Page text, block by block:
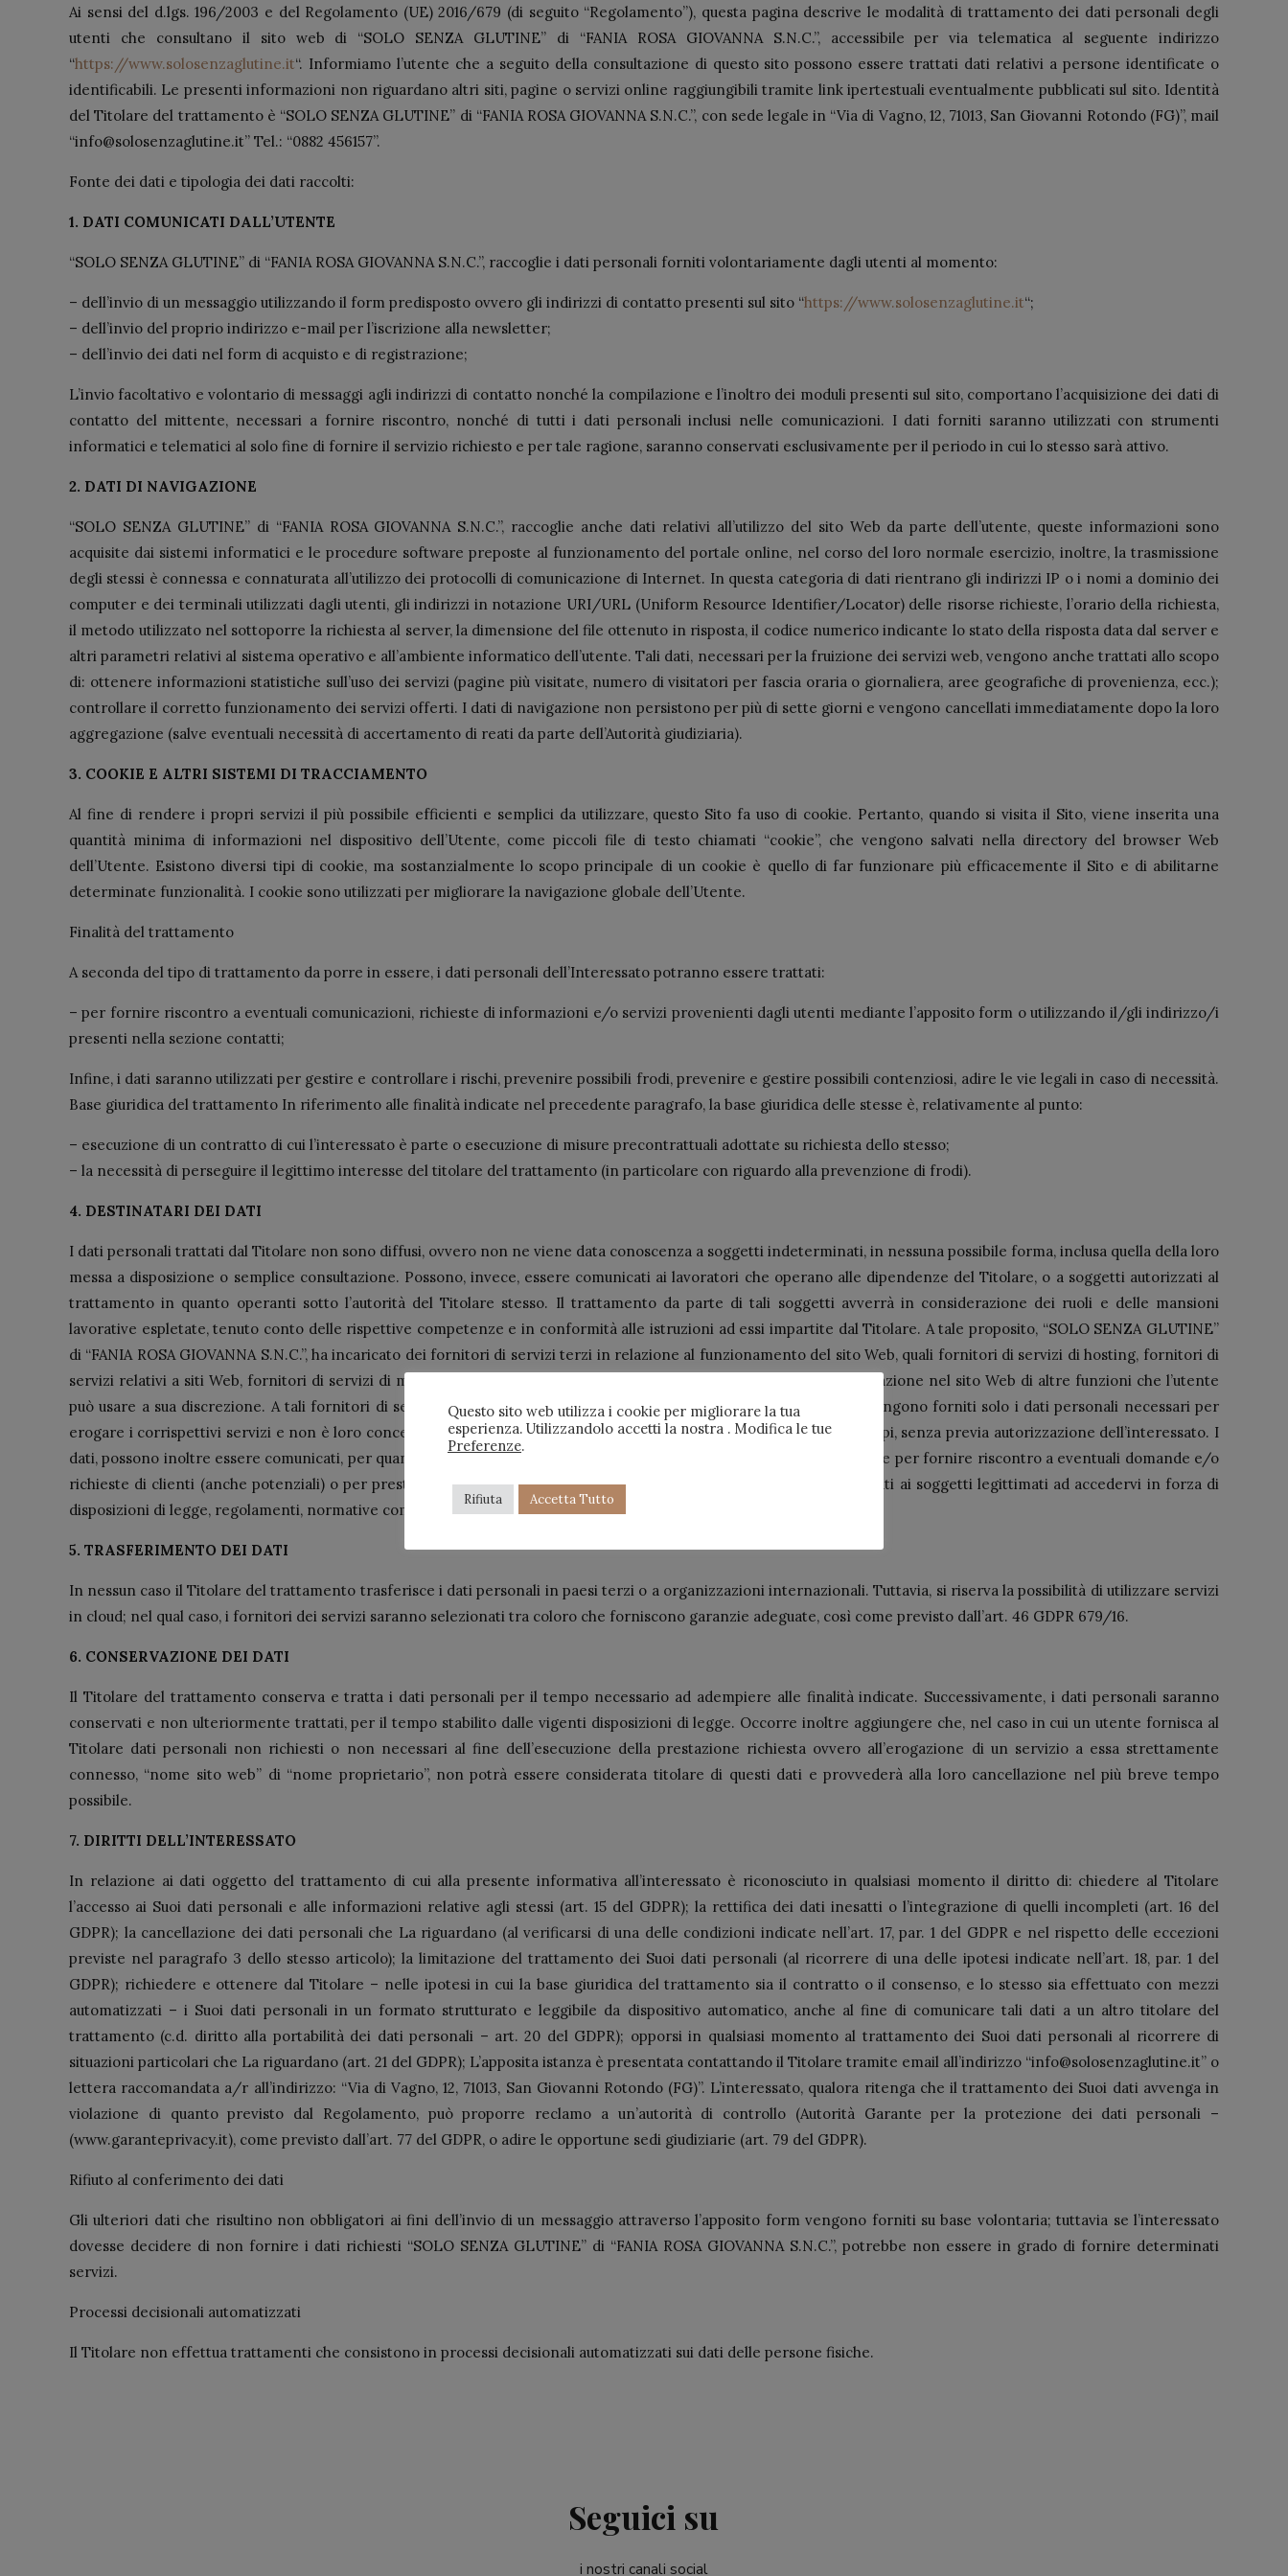
Ai sensi del d.lgs. 196/2003 e del Regolamento (UE) 2016/679 (di seguito “Regolamento”), questa pagina descrive le modalità di trattamento dei dati personali degli
utenti che consultano il sito web di “SOLO SENZA GLUTINE” di “FANIA ROSA GIOVANNA S.N.C.”, accessibile per via telematica al seguente indirizzo
“https://www.solosenzaglutine.it“. Informiamo l’utente che a seguito della consultazione di questo sito possono essere trattati dati relativi a persone identificate o
identificabili. Le presenti informazioni non riguardano altri siti, pagine o servizi online raggiungibili tramite link ipertestuali eventualmente pubblicati sul sito. Identità
del Titolare del trattamento è “SOLO SENZA GLUTINE” di “FANIA ROSA GIOVANNA S.N.C.”, con sede legale in “Via di Vagno, 12, 71013, San Giovanni Rotondo (FG)”, mail
“info@solosenzaglutine.it” Tel.: “0882 456157”.
Fonte dei dati e tipologia dei dati raccolti:
1. DATI COMUNICATI DALL’UTENTE
“SOLO SENZA GLUTINE” di “FANIA ROSA GIOVANNA S.N.C.”, raccoglie i dati personali forniti volontariamente dagli utenti al momento:
– dell’invio di un messaggio utilizzando il form predisposto ovvero gli indirizzi di contatto presenti sul sito “https://www.solosenzaglutine.it“;
– dell’invio del proprio indirizzo e-mail per l’iscrizione alla newsletter;
– dell’invio dei dati nel form di acquisto e di registrazione;
L’invio facoltativo e volontario di messaggi agli indirizzi di contatto nonché la compilazione e l’inoltro dei moduli presenti sul sito, comportano l’acquisizione dei dati di
contatto del mittente, necessari a fornire riscontro, nonché di tutti i dati personali inclusi nelle comunicazioni. I dati forniti saranno utilizzati con strumenti
informatici e telematici al solo fine di fornire il servizio richiesto e per tale ragione, saranno conservati esclusivamente per il periodo in cui lo stesso sarà attivo.
2. DATI DI NAVIGAZIONE
“SOLO SENZA GLUTINE” di “FANIA ROSA GIOVANNA S.N.C.”, raccoglie anche dati relativi all’utilizzo del sito Web da parte dell’utente, queste informazioni sono
acquisite dai sistemi informatici e le procedure software preposte al funzionamento del portale online, nel corso del loro normale esercizio, inoltre, la trasmissione
degli stessi è connessa e connaturata all’utilizzo dei protocolli di comunicazione di Internet. In questa categoria di dati rientrano gli indirizzi IP o i nomi a dominio dei
computer e dei terminali utilizzati dagli utenti, gli indirizzi in notazione URI/URL (Uniform Resource Identifier/Locator) delle risorse richieste, l’orario della richiesta,
il metodo utilizzato nel sottoporre la richiesta al server, la dimensione del file ottenuto in risposta, il codice numerico indicante lo stato della risposta data dal server e
altri parametri relativi al sistema operativo e all’ambiente informatico dell’utente. Tali dati, necessari per la fruizione dei servizi web, vengono anche trattati allo scopo
di: ottenere informazioni statistiche sull’uso dei servizi (pagine più visitate, numero di visitatori per fascia oraria o giornaliera, aree geografiche di provenienza, ecc.);
controllare il corretto funzionamento dei servizi offerti. I dati di navigazione non persistono per più di sette giorni e vengono cancellati immediatamente dopo la loro
aggregazione (salve eventuali necessità di accertamento di reati da parte dell’Autorità giudiziaria).
3. COOKIE E ALTRI SISTEMI DI TRACCIAMENTO
Al fine di rendere i propri servizi il più possibile efficienti e semplici da utilizzare, questo Sito fa uso di cookie. Pertanto, quando si visita il Sito, viene inserita una
quantità minima di informazioni nel dispositivo dell’Utente, come piccoli file di testo chiamati “cookie”, che vengono salvati nella directory del browser Web
dell’Utente. Esistono diversi tipi di cookie, ma sostanzialmente lo scopo principale di un cookie è quello di far funzionare più efficacemente il Sito e di abilitarne
determinate funzionalità. I cookie sono utilizzati per migliorare la navigazione globale dell’Utente.
Finalità del trattamento
A seconda del tipo di trattamento da porre in essere, i dati personali dell’Interessato potranno essere trattati:
– per fornire riscontro a eventuali comunicazioni, richieste di informazioni e/o servizi provenienti dagli utenti mediante l’apposito form o utilizzando il/gli indirizzo/i
presenti nella sezione contatti;
Infine, i dati saranno utilizzati per gestire e controllare i rischi, prevenire possibili frodi, prevenire e gestire possibili contenziosi, adire le vie legali in caso di necessità.
Base giuridica del trattamento In riferimento alle finalità indicate nel precedente paragrafo, la base giuridica delle stesse è, relativamente al punto:
– esecuzione di un contratto di cui l’interessato è parte o esecuzione di misure precontrattuali adottate su richiesta dello stesso;
– la necessità di perseguire il legittimo interesse del titolare del trattamento (in particolare con riguardo alla prevenzione di frodi).
4. DESTINATARI DEI DATI
I dati personali trattati dal Titolare non sono diffusi, ovvero non ne viene data conoscenza a soggetti indeterminati, in nessuna possibile forma, inclusa quella della loro
messa a disposizione o semplice consultazione. Possono, invece, essere comunicati ai lavoratori che operano alle dipendenze del Titolare, o a soggetti autorizzati al
trattamento in quanto operanti sotto l’autorità del Titolare stesso. Il trattamento da parte di tali soggetti avverrà in considerazione dei ruoli e delle mansioni
lavorative espletate, tenuto conto delle rispettive competenze e in conformità alle istruzioni ad essi impartite dal Titolare. A tale proposito, “SOLO SENZA GLUTINE”
di “FANIA ROSA GIOVANNA S.N.C.”, ha incaricato dei fornitori di servizi terzi in relazione al funzionamento del sito Web, quali fornitori di servizi di hosting, fornitori di
servizi relativi a siti Web, fornitori di servizi di manutenzione IT, nonché fornitori di servizi che consentono l’integrazione nel sito Web di altre funzioni che l’utente
può usare a sua discrezione. A tali fornitori di servizi, designati in qualità di Responsabili esterni del trattamento, vengono forniti solo i dati personali necessari per
erogare i corrispettivi servizi e non è loro concesso di usare o divulgare i dati personali degli interessati per altri scopi, senza previa autorizzazione dell’interessato. I
dati, possono inoltre essere comunicati, per quanto strettamente necessario, a soggetti che collaborano con il Titolare per fornire riscontro a eventuali domande e/o
richieste di clienti (anche potenziali) o per prestare servizi ad esse inerenti. Infine, i dati potranno essere comunicati ai soggetti legittimati ad accedervi in forza di
disposizioni di legge, regolamenti, normative comunitarie.
5. TRASFERIMENTO DEI DATI
In nessun caso il Titolare del trattamento trasferisce i dati personali in paesi terzi o a organizzazioni internazionali. Tuttavia, si riserva la possibilità di utilizzare servizi
in cloud; nel qual caso, i fornitori dei servizi saranno selezionati tra coloro che forniscono garanzie adeguate, così come previsto dall’art. 46 GDPR 679/16.
6. CONSERVAZIONE DEI DATI
Il Titolare del trattamento conserva e tratta i dati personali per il tempo necessario ad adempiere alle finalità indicate. Successivamente, i dati personali saranno
conservati e non ulteriormente trattati, per il tempo stabilito dalle vigenti disposizioni di legge. Occorre inoltre aggiungere che, nel caso in cui un utente fornisca al
Titolare dati personali non richiesti o non necessari al fine dell’esecuzione della prestazione richiesta ovvero all’erogazione di un servizio a essa strettamente
connesso, “nome sito web” di “nome proprietario”, non potrà essere considerata titolare di questi dati e provvederà alla loro cancellazione nel più breve tempo
possibile.
7. DIRITTI DELL’INTERESSATO
In relazione ai dati oggetto del trattamento di cui alla presente informativa all’interessato è riconosciuto in qualsiasi momento il diritto di: chiedere al Titolare
l’accesso ai Suoi dati personali e alle informazioni relative agli stessi (art. 15 del GDPR); la rettifica dei dati inesatti o l’integrazione di quelli incompleti (art. 16 del
GDPR); la cancellazione dei dati personali che La riguardano (al verificarsi di una delle condizioni indicate nell’art. 17, par. 1 del GDPR e nel rispetto delle eccezioni
previste nel paragrafo 3 dello stesso articolo); la limitazione del trattamento dei Suoi dati personali (al ricorrere di una delle ipotesi indicate nell’art. 18, par. 1 del
GDPR); richiedere e ottenere dal Titolare – nelle ipotesi in cui la base giuridica del trattamento sia il contratto o il consenso, e lo stesso sia effettuato con mezzi
automatizzati – i Suoi dati personali in un formato strutturato e leggibile da dispositivo automatico, anche al fine di comunicare tali dati a un altro titolare del
trattamento (c.d. diritto alla portabilità dei dati personali – art. 20 del GDPR); opporsi in qualsiasi momento al trattamento dei Suoi dati personali al ricorrere di
situazioni particolari che La riguardano (art. 21 del GDPR); L’apposita istanza è presentata contattando il Titolare tramite email all’indirizzo “info@solosenzaglutine.it” o
lettera raccomandata a/r all’indirizzo: “Via di Vagno, 12, 71013, San Giovanni Rotondo (FG)”. L’interessato, qualora ritenga che il trattamento dei Suoi dati avvenga in
violazione di quanto previsto dal Regolamento, può proporre reclamo a un’autorità di controllo (Autorità Garante per la protezione dei dati personali –
(www.garanteprivacy.it), come previsto dall’art. 77 del GDPR, o adire le opportune sedi giudiziarie (art. 79 del GDPR).
Rifiuto al conferimento dei dati
Gli ulteriori dati che risultino non obbligatori ai fini dell’invio di un messaggio attraverso l’apposito form vengono forniti su base volontaria; tuttavia se l’interessato
dovesse decidere di non fornire i dati richiesti “SOLO SENZA GLUTINE” di “FANIA ROSA GIOVANNA S.N.C.”, potrebbe non essere in grado di fornire determinati
servizi.
Processi decisionali automatizzati
Il Titolare non effettua trattamenti che consistono in processi decisionali automatizzati sui dati delle persone fisiche.
Seguici su
i nostri canali social
Questo sito web utilizza i cookie per migliorare la tua
esperienza. Utilizzandolo accetti la nostra . Modifica le tue
Preferenze.
Rifiuta Accetta Tutto